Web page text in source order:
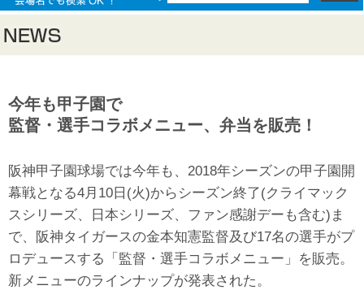
今年も甲子園で
監督・選手コラボメニュー、弁当を販売！
阪神甲子園球場では今年も、2018年シーズンの甲子園開
幕戦となる4月10日(火)からシーズン終了(クライマック
スシリーズ、日本シリーズ、ファン感謝デーも含む)ま
で、阪神タイガースの金本知憲監督及び17名の選手がプ
ロデュースする「監督・選手コラボメニュー」を販売。
新メニューのラインナップが発表された。